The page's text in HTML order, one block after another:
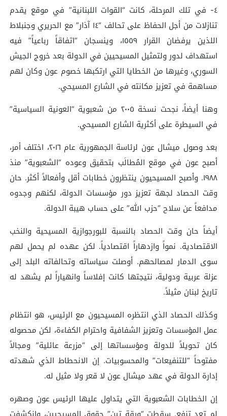
٤- في تلك المرحلة، كانت “القوات اللبنانية” في موقع يقدم
تنازلات من أجل الحفاظ على تحالف “١٤ آذار” مع الحريري وجنبلاط
اللذين يرفضان القرار ١٥٥٩، وينسجان “اتفاقاً رباعياً” فيه
استهداف لدور ولتمثيل المسيحيين في الدولة بعد خروج الجيش
السوري، وغيرها من الخطايا التي ارتكبها خصوم عون وكان لهم
مساهمة في تعزيز مكانته في الشارع المسيحي.
وهنا أيضاً، نجحت نسخة ٢٠٠٥ من شعبوية “العونية السياسية”
في السيطرة على أكثرية الشارع المسيحي.
بعد وصول ميشال عون لرئاسة الجمهورية عام ٢٠١٦، اختلف أمر،
أصبح عون في موقع المُطالَب بتحقيق وعوده “الشعبوية” منذ
١٩٨٨. وأصبح المسيحيون ينتظرون خطابات أقل وأفعالاً أكثر. حان
وقت الحصاد لجهة تعزيز دور مؤسسات الدولة، لكنهم وجدوه
مدافعاً عن سلاح “حزب الله” على حساب هيبة الدولة.
أيضاً حان وقت الحصاد بالنسبة للبورجوازية المسيحية والنخب
الاقتصادية. نمواً وازدهاراً اقتصادياً. لكن عهده لم يحمل لهم
سوى الدمار لمصالحهم. أوصلت سياساته وتحالفاته البلد إلى
عزلة عربية ودولية، نتيجتها كانت إفلاساً وانهياراً لم يشهد له
تاريخ لبنان مثيلاً.
وكذلك الحصاد الذي انتظره المسيحيون مع الرئيس، هو انتظام
عمل المؤسسات وتعزيز الشفافية واحترام الكفاءة، لكن محصوله
كان تحويلاً للدولة ومؤسساتها إلى “مزرعة عائلية” ومجالاً
مفتوحاً “للتنفيعات” والمحسوبيات. إن الانحطاط الذي شهدته
إدارة الدولة في عهد ميشال عون لا قعر ولا مثيل له.
إن الخطابات الشعبوية التي يتداول عليها الرئيس عون وصهره